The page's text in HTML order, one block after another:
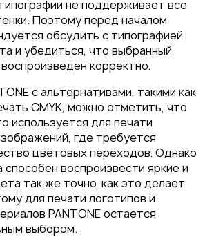
не поддерживает все
Поэтому перед началом
обсудить с типографией
и убедиться, что выбранный
корректно.
с альтернативами, такими как
CMYK, можно отметить, что
используется для печати
где требуется
цветовых переходов. Однако
способен воспроизвести яркие и
так же точно, как это делает
для печати логотипов и
PANTONE остается
выбором.